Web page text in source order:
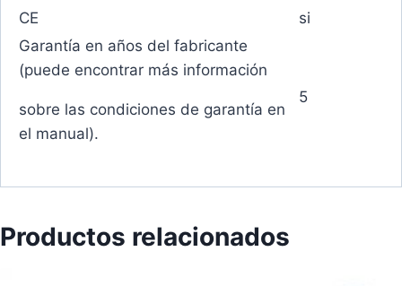
CE
si
Garantía en años del fabricante
(puede encontrar más información
sobre las condiciones de garantía en
el manual).
5
Productos relacionados